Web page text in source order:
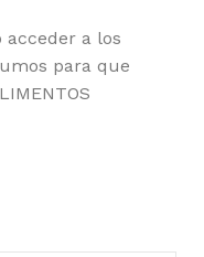
acceder a los
para que